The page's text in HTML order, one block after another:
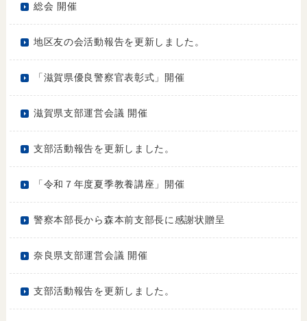
総会 開催
地区友の会活動報告を更新しました。
「滋賀県優良警察官表彰式」開催
滋賀県支部運営会議 開催
支部活動報告を更新しました。
「令和７年度夏季教養講座」開催
警察本部長から森本前支部長に感謝状贈呈
奈良県支部運営会議 開催
支部活動報告を更新しました。